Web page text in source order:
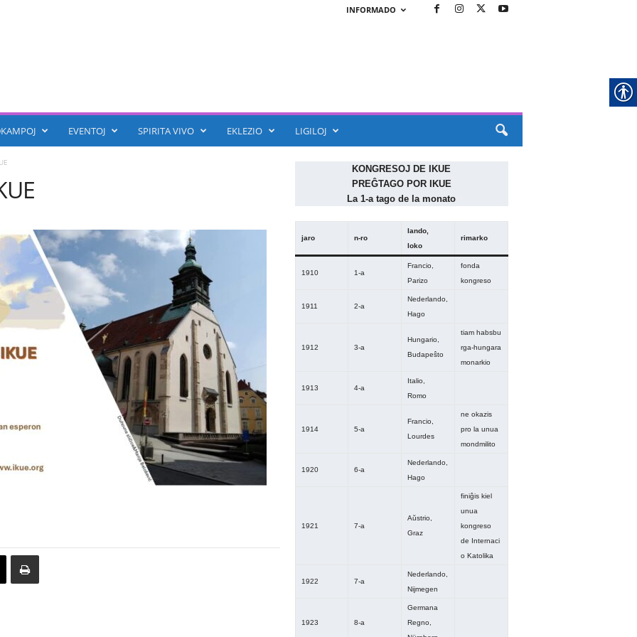
INFORMADO
EVENTOJ SPIRITA VIVO EKLEZIO LIGILOJ
KONGRESOJ DE IKUE
PREĜTAGO POR IKUE
La 1-a tago de la monato
jaro n-ro
lando,
loko
rimarko
1910 1-a
Francio,
Parizo
fonda
kongreso
1911 2-a
Nederlando,
Hago
1912 3-a
Hungario,
Budapeŝto
tiam habsbu
rga-hungara
monarkio
1913 4-a
Italio,
Romo
1914 5-a
Francio,
Lourdes
ne okazis
pro la unua
mondmilito
1920 6-a
Nederlando,
Hago
1921 7-a
Aŭstrio,
Graz
finiĝis kiel
unua
kongreso
de Internaci
o Katolika
1922 7-a
Nederlando,
Nijmegen
1923 8-a
Germana
Regno,